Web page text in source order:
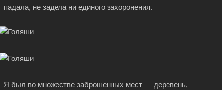
падала, не задела ни единого захоронения.
Я был во множестве заброшенных мест— деревень,